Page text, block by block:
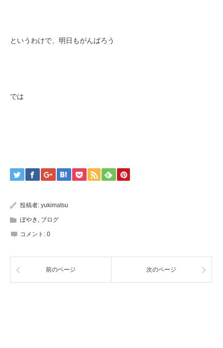
というわけで、明日もがんばろう
では
投稿者: yukimatsu
ぼやき , ブログ
コメント: 0
前のページ 次のページ